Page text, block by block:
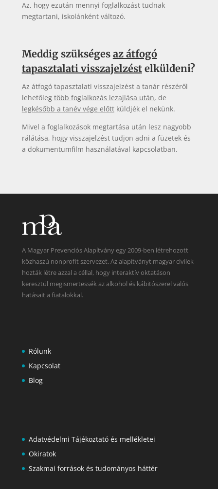
Az, hogy ezután mennyi foglalkozást tudnak
megtartani, iskolánként változó.
Meddig szükséges az átfogó
tapasztalati visszajelzéstelküldeni?
Az átfogó tapasztalati visszajelzést a tanár részéről
lehetőleg több foglalkozás lezajlása után, de
legkésőbb a tanév vége előttküldjék el nekünk.
Mivel a foglalkozások megtartása után lesz nagyobb
rálátása, hogy visszajelzést tudjon adni a füzetek és
a dokumentumfilm használatával kapcsolatban.
A Magyar Prevenciós Alapítvány egy 2009-ben létrehozott
közhaszú nonprofit szervezet. Az alapítványt magyar civilek
hozták létre azzal a céllal, hogy interaktív oktatáson
keresztül megismertessék az alkohol és kábitószerel valós
hatásait a fiatalokkal.
Rólunk
Kapcsolat
Blog
Adatvédelmi Tájékoztató és mellékletei
Okiratok
Szakmai források és tudományos háttér